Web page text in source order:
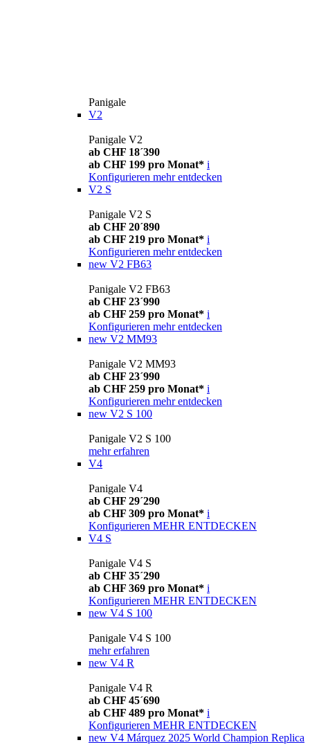
Panigale
V2
Panigale V2
ab CHF 18´390
ab CHF 199 pro Monat* i
Konfigurieren mehr entdecken
V2 S
Panigale V2 S
ab CHF 20´890
ab CHF 219 pro Monat* i
Konfigurieren mehr entdecken
new V2 FB63
Panigale V2 FB63
ab CHF 23´990
ab CHF 259 pro Monat* i
Konfigurieren mehr entdecken
new V2 MM93
Panigale V2 MM93
ab CHF 23´990
ab CHF 259 pro Monat* i
Konfigurieren mehr entdecken
new V2 S 100
Panigale V2 S 100
mehr erfahren
V4
Panigale V4
ab CHF 29´290
ab CHF 309 pro Monat* i
Konfigurieren MEHR ENTDECKEN
V4 S
Panigale V4 S
ab CHF 35´290
ab CHF 369 pro Monat* i
Konfigurieren MEHR ENTDECKEN
new V4 S 100
Panigale V4 S 100
mehr erfahren
new V4 R
Panigale V4 R
ab CHF 45´690
ab CHF 489 pro Monat* i
Konfigurieren MEHR ENTDECKEN
new V4 Márquez 2025 World Champion Replica